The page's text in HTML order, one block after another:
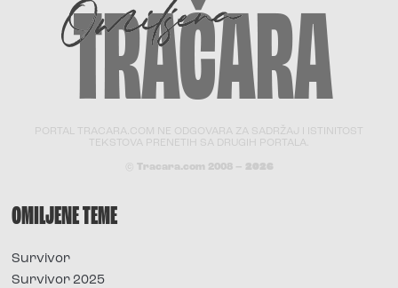
PORTAL TRACARA.COM NE ODGOVARA ZA SADRŽAJ I ISTINITOST
TEKSTOVA PRENETIH SA DRUGIH PORTALA.
© Tracara.com 2008 – 2026
OMILJENE TEME
Survivor
Survivor 2025